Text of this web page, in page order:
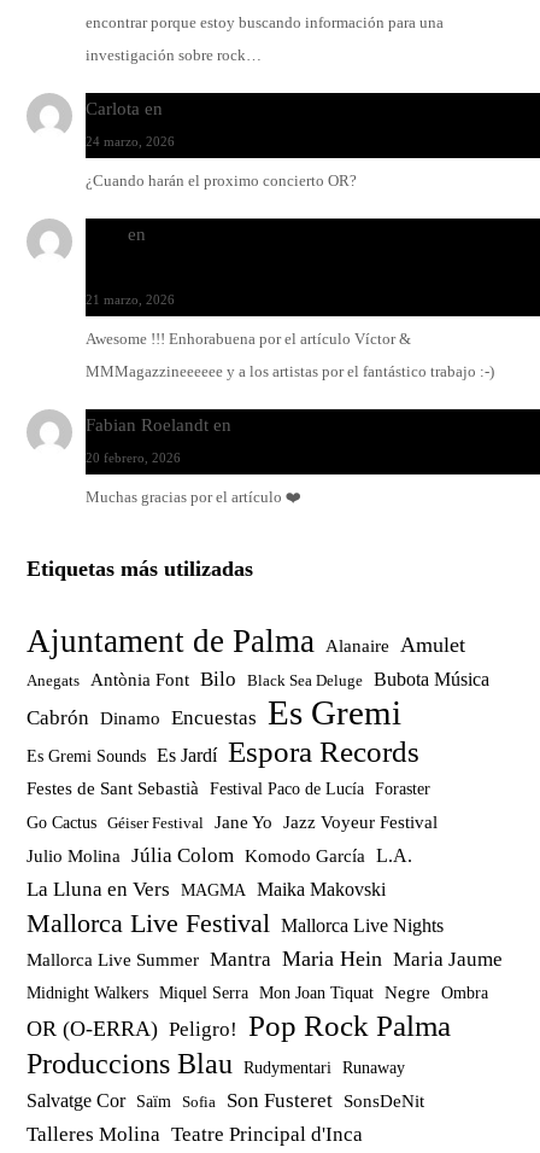
encontrar porque estoy buscando información para una
investigación sobre rock…
Carlota en
24 marzo, 2026
¿Cuando harán el proximo concierto OR?
en
21 marzo, 2026
Awesome !!! Enhorabuena por el artículo Víctor &
MMMagazzineeeeee y a los artistas por el fantástico trabajo :-)
Fabian Roelandt en
20 febrero, 2026
Muchas gracias por el artículo ❤️
Etiquetas más utilizadas
Ajuntament de Palma Alanaire Amulet
Anegats Antònia Font Bilo Black Sea Deluge Bubota Música
Cabrón Dinamo Encuestas Es Gremi
Es Gremi Sounds Es Jardí Espora Records
Festes de Sant Sebastià Festival Paco de Lucía Foraster
Go Cactus Géiser Festival Jane Yo
Jazz Voyeur Festival
Julio Molina
Júlia Colom Komodo García L.A.
La Lluna en Vers MAGMA Maika Makovski
Mallorca Live Festival Mallorca Live Nights
Mallorca Live Summer Mantra Maria Hein Maria Jaume
Midnight Walkers Miquel Serra Mon Joan Tiquat Negre Ombra
OR (O-ERRA) Peligro!
Pop Rock Palma
Produccions Blau
Rudymentari Runaway
Salvatge Cor Saïm Sofia Son Fusteret SonsDeNit
Talleres Molina Teatre Principal d'Inca